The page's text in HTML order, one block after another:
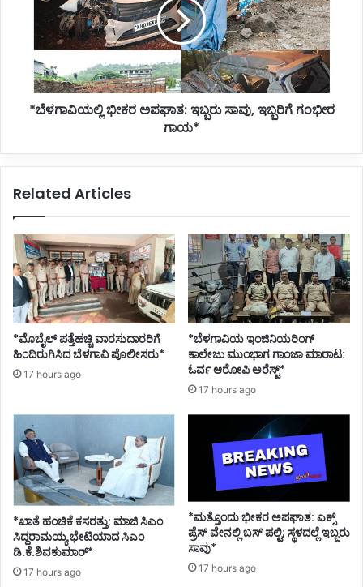
ಇಬ್ಬರಿಗೆ
ಗಂಭೀರ
ಗಾಯ*
*ಬೆಳಗಾವಿಯಲ್ಲಿ ಭೀಕರ ಅಪಘಾತ: ಇಬ್ಬರು ಸಾವು, ಇಬ್ಬರಿಗೆ ಗಂಭೀರ
ಗಾಯ*
Related Articles
*ಮೊಬೈಲ್ ಪತ್ತೆಹಚ್ಚಿ ವಾರಸುದಾರರಿಗೆ
ಹಿಂದಿರುಗಿಸಿದ ಬೆಳಗಾವಿ ಪೊಲೀಸರು*
17 hours ago
*ಬೆಳಗಾವಿಯ ಇಂಜಿನಿಯರಿಂಗ್‌
ಕಾಲೇಜು ಮುಂಭಾಗ ಗಾಂಜಾ ಮಾರಾಟ:
ಓರ್ವ ಆರೋಪಿ ಅರೆಸ್ಟ್*
17 hours ago
*ಖಾತೆ ಹಂಚಿಕೆ ಕಸರತ್ತು: ಮಾಜಿ ಸಿಎಂ
ಸಿದ್ದರಾಮಯ್ಯ ಭೇಟಿಯಾದ ಸಿಎಂ
ಡಿ.ಕೆ.ಶಿವಕುಮಾರ್*
17 hours ago
*ಮತ್ತೊಂದು ಭೀಕರ ಅಪಘಾತ: ಎಕ್ಸ್
ಪ್ರೆಸ್ ವೇನಲ್ಲಿ ಬಸ್ ಪಲ್ಟಿ; ಸ್ಥಳದಲ್ಲೆ ಇಬ್ಬರು
ಸಾವು*
17 hours ago